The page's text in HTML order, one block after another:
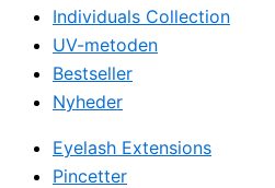
Individuals Collection
UV-metoden
Bestseller
Nyheder
Eyelash Extensions
Pincetter